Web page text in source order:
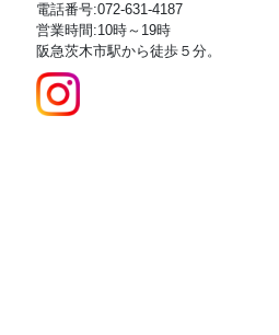
電話番号:072-631-4187
営業時間:10時～19時
阪急茨木市駅から徒歩５分。